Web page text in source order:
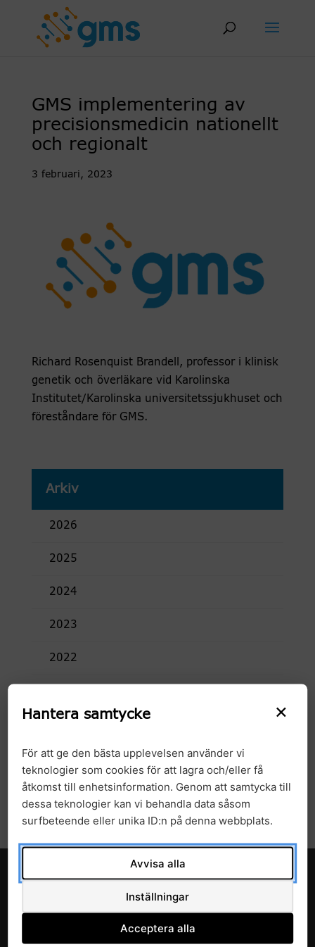
GMS implementering av
precisionsmedicin nationellt
och regionalt
3 februari, 2023
Richard Rosenquist Brandell, professor i klinisk
genetik och överläkare vid Karolinska
Institutet/Karolinska universitetssjukhuset och
föreståndare för GMS.
Arkiv
2026
2025
2024
2023
2022
2019
2018
×
Hantera samtycke
För att ge den bästa upplevelsen använder vi
teknologier som cookies för att lagra och/eller få
åtkomst till enhetsinformation. Genom att samtycka till
dessa teknologier kan vi behandla data såsom
surfbeteende eller unika ID:n på denna webbplats.
Avvisa alla
Inställningar
Acceptera alla